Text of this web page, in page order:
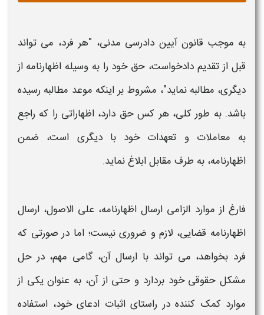
به موجب قانون آیین دادرسی مدنی، "هر فرد، می تواند
قبل از تقدیم دادخواست، حق خود را به وسیله اظهارنامه از
دیگری، مطالبه نماید"، مشروط بر اینکه موعد مطالبه رسیده
باشد. به طور کلی، هر کس حق دارد، اظهاراتی را که راجع
به معاملات و تعهدات خود با دیگری است، ضمن
اظهارنامه، به طرف مقابل ابلاغ نماید.
فارغ از موارد الزامی ارسال اظهارنامه، علی الاصول، ارسال
اظهارنامه قضایی، لازم و ضروری نیست؛ اما در صورتی که
فرد بخواهد، می تواند با ارسال آن، گامی مهم، در حل
مشکل حقوقی خود بردارد و حتی از آن، به عنوان یکی از
موارد کمک کننده در راستای اثبات ادعای خود، استفاده